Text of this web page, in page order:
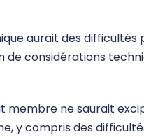
aurait des
de considérations
membre ne saurait
y compris des